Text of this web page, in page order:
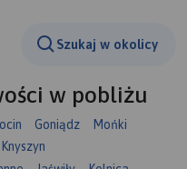
Szukaj w okolicy
w pobliżu
Goniądz
Mońki
Knyszyn